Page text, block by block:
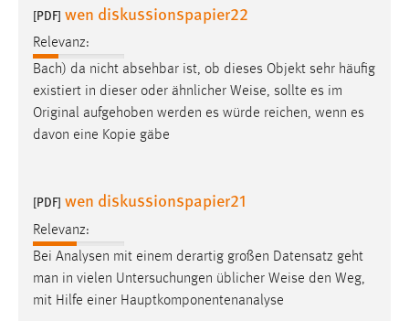
[PDF] wen diskussionspapier22
Relevanz:
Bach) da nicht absehbar ist, ob dieses Objekt sehr häufig
existiert in dieser oder ähnlicher Weise, sollte es im
Original aufgehoben werden es würde reichen, wenn es
davon eine Kopie gäbe
[PDF] wen diskussionspapier21
Relevanz:
Bei Analysen mit einem derartig großen Datensatz geht
man in vielen Untersuchungen üblicher Weise den Weg,
mit Hilfe einer Hauptkomponentenanalyse